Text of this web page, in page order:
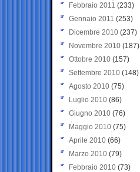
Febbraio 2011 (233)
Gennaio 2011 (253)
Dicembre 2010 (237)
Novembre 2010 (187)
Ottobre 2010 (157)
Settembre 2010 (148)
Agosto 2010 (75)
Luglio 2010 (86)
Giugno 2010 (76)
Maggio 2010 (75)
Aprile 2010 (66)
Marzo 2010 (79)
Febbraio 2010 (73)